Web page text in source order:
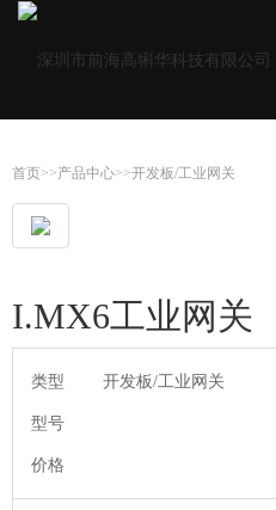
首页>>产品中心>>开发板/工业网关
I.MX6工业网关
类型 开发板/工业网关
型号
价格